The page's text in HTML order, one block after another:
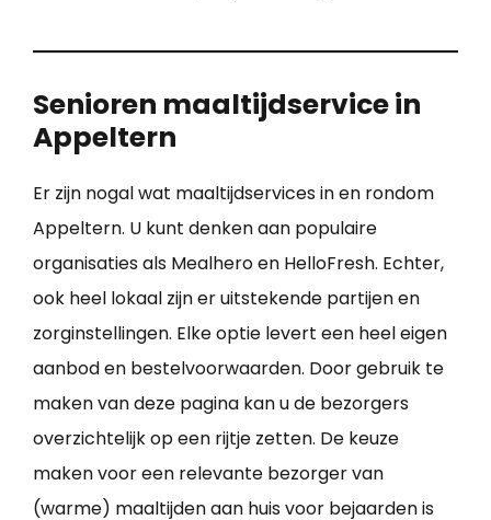
Senioren maaltijdservice in
Appeltern
Er zijn nogal wat maaltijdservices in en rondom
Appeltern. U kunt denken aan populaire
organisaties als Mealhero en HelloFresh. Echter,
ook heel lokaal zijn er uitstekende partijen en
zorginstellingen. Elke optie levert een heel eigen
aanbod en bestelvoorwaarden. Door gebruik te
maken van deze pagina kan u de bezorgers
overzichtelijk op een rijtje zetten. De keuze
maken voor een relevante bezorger van
(warme) maaltijden aan huis voor bejaarden is